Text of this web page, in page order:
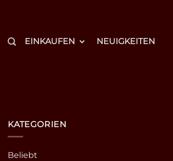
EINKAUFEN NEUIGKEITEN
KATEGORIEN
Beliebt